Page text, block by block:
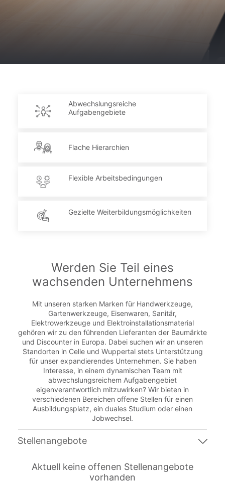
Abwechslungsreiche
Aufgabengebiete
Flache Hierarchien
Flexible Arbeitsbedingungen
Gezielte Weiterbildungsmöglichkeiten
Werden Sie Teil eines
wachsenden Unternehmens
Mit unseren starken Marken für Handwerkzeuge,
Gartenwerkzeuge, Eisenwaren, Sanitär,
Elektrowerkzeuge und Elektroinstallationsmaterial
gehören wir zu den führenden Lieferanten der Baumärkte
und Discounter in Europa. Dabei suchen wir an unseren
Standorten in Celle und Wuppertal stets Unterstützung
für unser expandierendes Unternehmen. Sie haben
Interesse, in einem dynamischen Team mit
abwechslungsreichem Aufgabengebiet
eigenverantwortlich mitzuwirken? Wir bieten in
verschiedenen Bereichen offene Stellen für einen
Ausbildungsplatz, ein duales Studium oder einen
Jobwechsel.
Stellenangebote
Aktuell keine offenen Stellenangebote
vorhanden